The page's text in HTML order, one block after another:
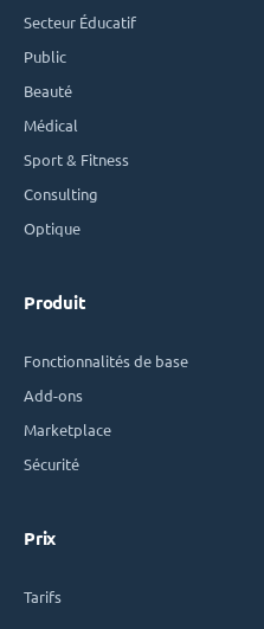
Secteur Éducatif
Public
Beauté
Médical
Sport & Fitness
Consulting
Optique
Produit
Fonctionnalités de base
Add-ons
Marketplace
Sécurité
Prix
Tarifs